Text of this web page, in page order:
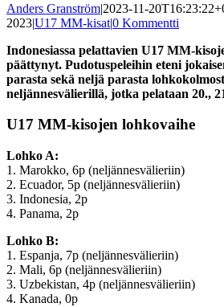
Anders Granström|2023-11-
2023|U17 MM-kisat|0 Kommentti
Indonesiassa pelattavien U17 MM-
päättynyt. Pudotuspeleihin eteni
parasta sekä neljä parasta
neljännesvälierillä, jotka pelataan 20.,
U17 MM-kisojen lohkovaihe
Lohko A:
1. Marokko, 6p (neljännesvälieriin)
2. Ecuador, 5p (neljännesvälieriin)
3. Indonesia, 2p
4. Panama, 2p
Lohko B:
1. Espanja, 7p (neljännesvälieriin)
2. Mali, 6p (neljännesvälieriin)
3. Uzbekistan, 4p (neljännesvälieriin)
4. Kanada, 0p